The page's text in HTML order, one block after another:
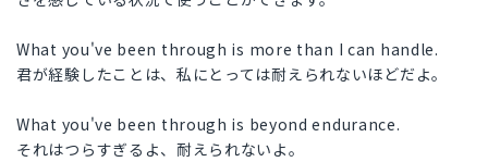
What you've been through is more than I can handle.
君が経験したことは、私にとっては耐えられないほどだよ。
What you've been through is beyond endurance.
それはつらすぎるよ、耐えられないよ。